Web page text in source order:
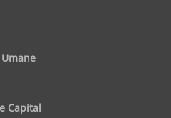
Capital